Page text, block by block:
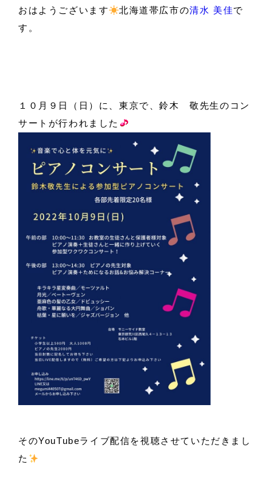
おはようございます 北海道帯広市の清水 美佳で
す。
１０月９日（日）に、東京で、鈴木 敬先生のコン
サートが行われました
そのYouTubeライブ配信を視聴させていただきまし
た